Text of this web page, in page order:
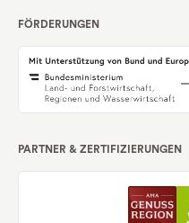
FÖRDERUNGEN
PARTNER & ZERTIFIZIERUNGEN